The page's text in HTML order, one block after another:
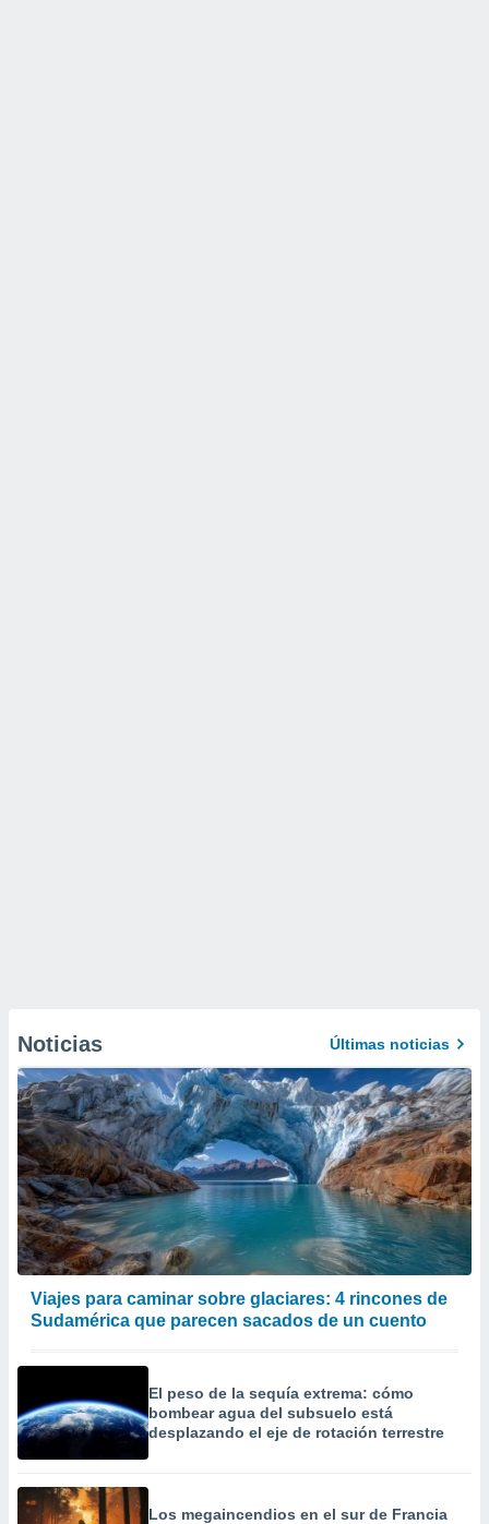
Noticias Últimas noticias
Viajes para caminar sobre glaciares: 4 rincones de
Sudamérica que parecen sacados de un cuento
El peso de la sequía extrema: cómo
bombear agua del subsuelo está
desplazando el eje de rotación terrestre
Los megaincendios en el sur de Francia